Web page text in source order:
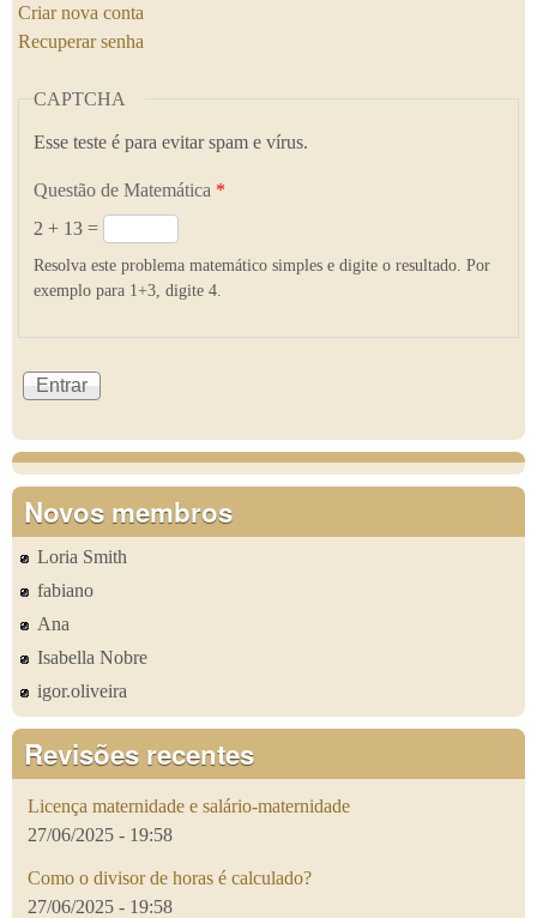
Criar nova conta
Recuperar senha
CAPTCHA
Esse teste é para evitar spam e vírus.
Questão de Matemática *
2 + 13 =
Resolva este problema matemático simples e digite o resultado. Por
exemplo para 1+3, digite 4.
Novos membros
Loria Smith
fabiano
Ana
Isabella Nobre
igor.oliveira
Revisões recentes
Licença maternidade e salário-maternidade
27/06/2025 - 19:58
Como o divisor de horas é calculado?
27/06/2025 - 19:58